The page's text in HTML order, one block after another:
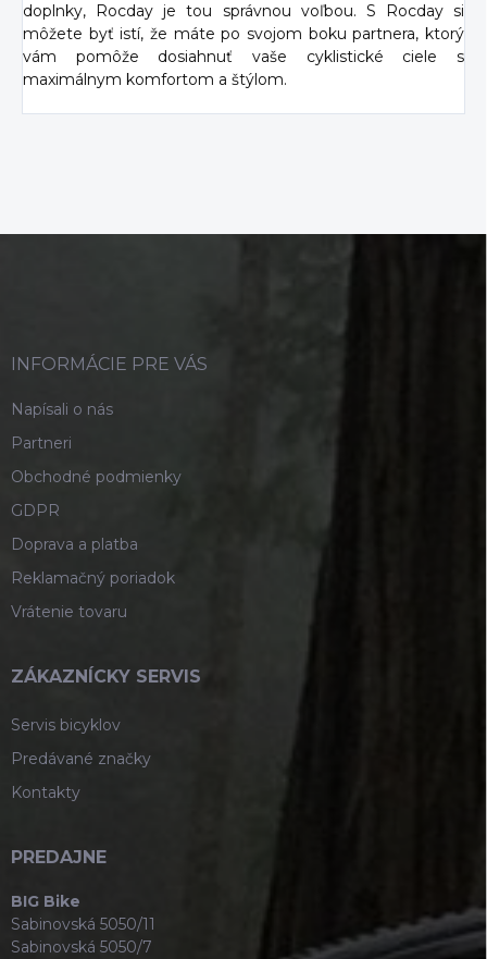
doplnky, Rocday je tou správnou voľbou. S Rocday si
môžete byť istí, že máte po svojom boku partnera, ktorý
vám pomôže dosiahnuť vaše cyklistické ciele s
maximálnym komfortom a štýlom.
INFORMÁCIE PRE VÁS
Napísali o nás
Partneri
Obchodné podmienky
GDPR
Doprava a platba
Reklamačný poriadok
Vrátenie tovaru
ZÁKAZNÍCKY SERVIS
Servis bicyklov
Predávané značky
Kontakty
PREDAJNE
BIG Bike
Sabinovská 5050/11
Sabinovská 5050/7